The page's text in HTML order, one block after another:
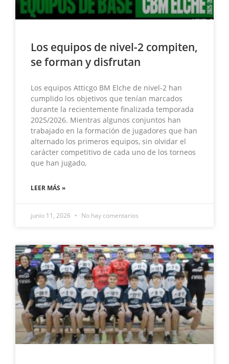
Los equipos de nivel-2 compiten,
se forman y disfrutan
Los equipos Atticgo BM Elche de nivel-2 han
cumplido los objetivos que tenían marcados
durante la recientemente finalizada temporada
2025/2026. Mientras algunos conjuntos han
trabajado en la formación de jugadores que han
alternado los primeros equipos, sin olvidar el
carácter competitivo de cada uno de los torneos
que han jugado,
LEER MÁS »
junio 11, 2026 No hay comentarios